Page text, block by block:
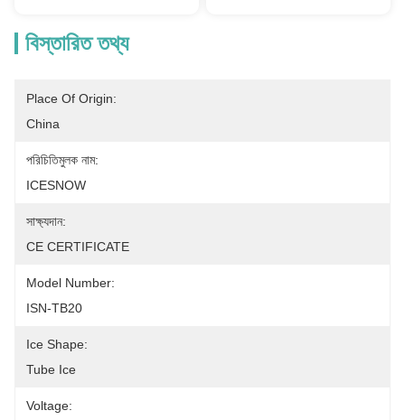
বিস্তারিত তথ্য
Place Of Origin:
China
পরিচিতিমুলক নাম:
ICESNOW
সাক্ষ্যদান:
CE CERTIFICATE
Model Number:
ISN-TB20
Ice Shape:
Tube Ice
Voltage: